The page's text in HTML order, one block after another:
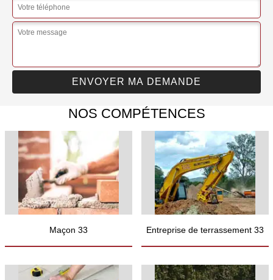
NOS COMPÉTENCES
Maçon 33 Entreprise de terrassement 33